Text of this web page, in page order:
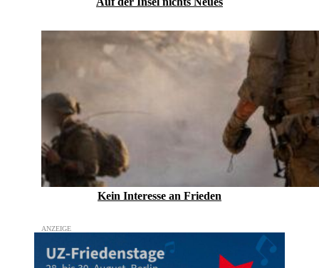
Kein Inte­resse an Frieden